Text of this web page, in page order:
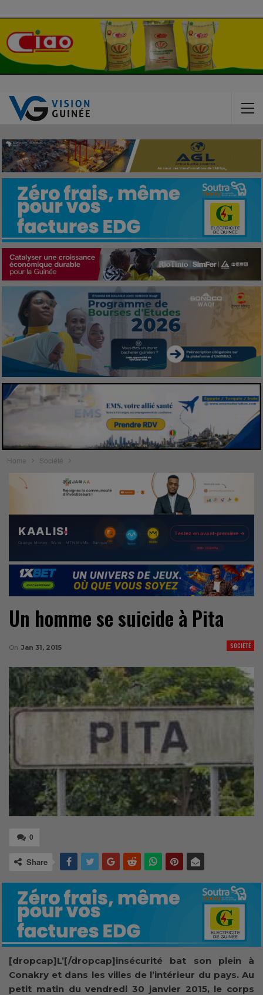
Home Société
Un homme se suicide à Pita
SOCIÉTÉ
On Jan 31, 2015
0
Share
[dropcap]L’[/dropcap]insécurité bat son plein à
Conakry et dans les villes de l’intérieur du pays. Au
petit matin du vendredi 30 janvier 2015, le corps